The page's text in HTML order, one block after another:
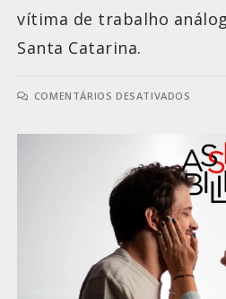
vítima de trabalho
Santa Catarina.
COMENTÁRIOS DESATIVADOS